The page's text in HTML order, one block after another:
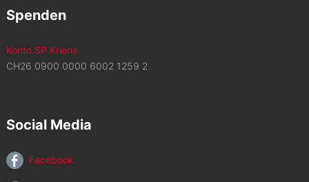
Spenden
Konto SP Kriens
CH26 0900 0000 6002 1259 2
Social Media
Facebook